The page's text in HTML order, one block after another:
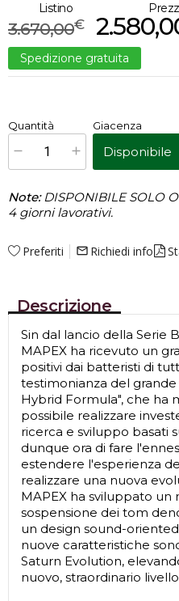
Listino
€
3.670,00
Spedizione gratuita
x1 Prezzo finale:€2.580,00
Quantità Giacenza
Disponibile
Note:DISPONIBILE SOLO
4 giorni lavorativi.
Preferiti mail_outline Richiedi info
Descrizione
Sin dal lancio della Serie
MAPEX ha ricevuto un
positivi dai batteristi di
testimonianza del
Hybrid Formula", che ha
possibile realizzare
ricerca e sviluppo basati
dunque ora di fare
estendere l'esperienza
realizzare una nuova
MAPEX ha sviluppato un
sospensione dei tom
un design sound-
nuove caratteristiche
Saturn Evolution,
nuovo, straordinario